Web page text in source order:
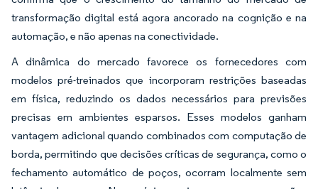
transformação digital está agora ancorado na cognição e na
automação, e não apenas na conectividade.
A dinâmica do mercado favorece os fornecedores com
modelos pré-treinados que incorporam restrições baseadas
em física, reduzindo os dados necessários para previsões
precisas em ambientes esparsos. Esses modelos ganham
vantagem adicional quando combinados com computação de
borda, permitindo que decisões críticas de segurança, como o
fechamento automático de poços, ocorram localmente sem